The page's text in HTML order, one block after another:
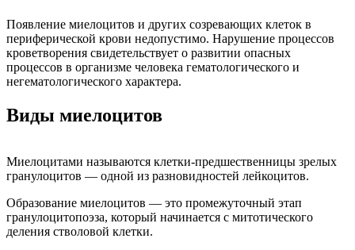
Появление миелоцитов и других созревающих клеток в
периферической крови недопустимо. Нарушение процессов
кроветворения свидетельствует о развитии опасных
процессов в организме человека гематологического и
негематологического характера.
Виды миелоцитов
Миелоцитами называются клетки-предшественницы зрелых
гранулоцитов — одной из разновидностей лейкоцитов.
Образование миелоцитов — это промежуточный этап
гранулоцитопоэза, который начинается с митотического
деления стволовой клетки.